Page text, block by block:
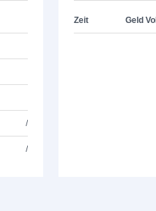
/
/
Zeit Geld Vol